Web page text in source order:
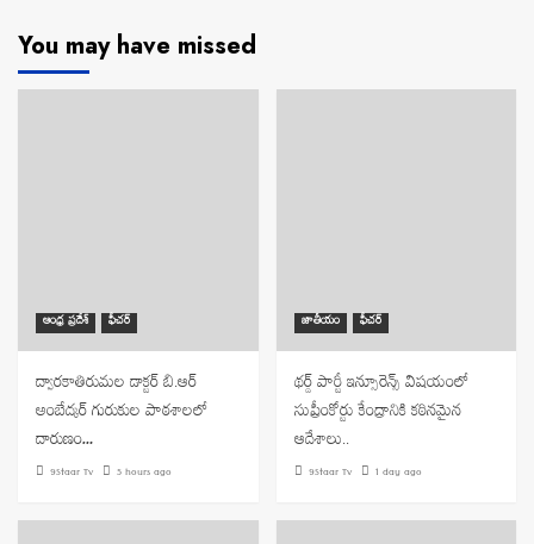
You may have missed
ఆంధ్ర ప్రదేశ్ ఫీచర్
ద్వారకాతిరుమల డాక్టర్ బి.ఆర్
అంబేద్కర్ గురుకుల పాఠశాలలో
దారుణం…
9Staar Tv 5 hours ago
జాతీయం ఫీచర్
థర్డ్ పార్టీ ఇన్సూరెన్స్ విషయంలో
సుప్రీంకోర్టు కేంద్రానికి కఠినమైన
ఆదేశాలు..
9Staar Tv 1 day ago